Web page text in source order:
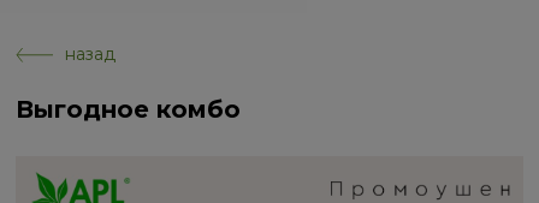
назад
Выгодное комбо